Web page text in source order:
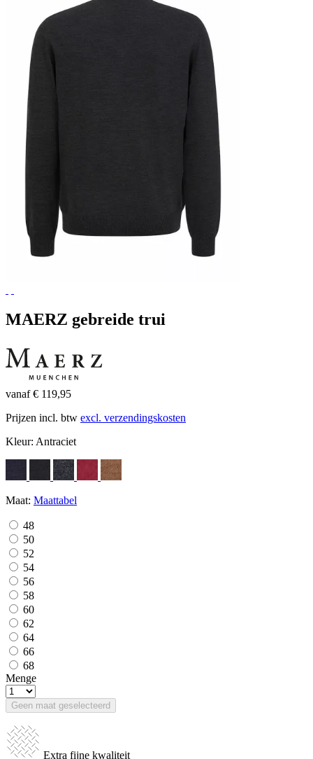
MAERZ gebreide trui
vanaf € 119,95
Prijzen incl. btw excl. verzendingskosten
Kleur: Antraciet
Maat: Maattabel
48
50
52
54
56
58
60
62
64
66
68
Menge
Geen maat geselecteerd
Extra fijne kwaliteit